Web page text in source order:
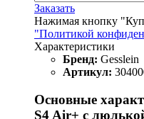
Заказать
Нажимая кнопку
"Политикой
Характеристики
Бренд: Gesslein
Артикул:
Основные
S4 Air+ с